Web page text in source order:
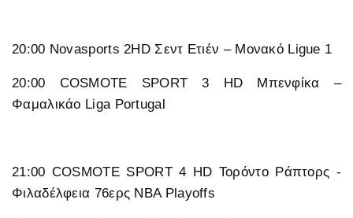
20:00 Novasports 2HD Σεντ Ετιέν – Μονακό Ligue 1
20:00 COSMOTE SPORT 3 HD Μπενφίκα –
Φαμαλικάο Liga Portugal
21:00 COSMOTE SPORT 4 HD Τορόντο Ράπτορς -
Φιλαδέλφεια 76ερς NBA Playoffs